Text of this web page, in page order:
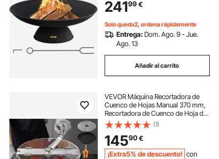
patios, parques, patios traseros,
porches
24199€
Solo queda2, ordena rápidamente
Entrega: Dom. Ago. 9 - Jue.
Ago. 13
Añadir al carrito
VEVOR Máquina Recortadora de
Cuenco de Hojas Manual 370 mm,
Recortadora de Cuenco de Hoja de
Brote con Tapa Transparente y
Rejilla de Acero Inoxidable, Corte
Visual, para Cogollos, Brotes,
Hierbas
(1)
14590€
¡Extra5% de descuento! con